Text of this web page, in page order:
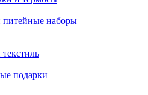
наборы
подарки